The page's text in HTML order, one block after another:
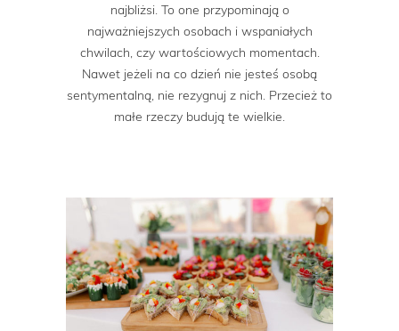
najbliżsi. To one przypominają o
najważniejszych osobach i wspaniałych
chwilach, czy wartościowych momentach.
Nawet jeżeli na co dzień nie jesteś osobą
sentymentalną, nie rezygnuj z nich. Przecież to
małe rzeczy budują te wielkie.